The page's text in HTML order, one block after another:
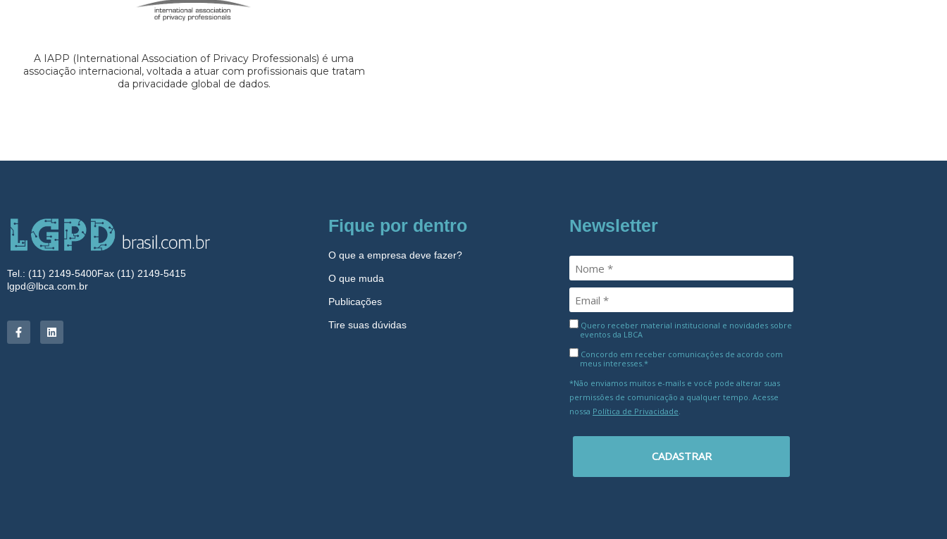
A IAPP (International Association of Privacy Professionals) é uma
associação internacional, voltada a atuar com profissionais que tratam
da privacidade global de dados.
Tel.: (11) 2149-5400Fax (11) 2149-5415
lgpd@lbca.com.br
Fique por dentro
O que a empresa deve fazer?
O que muda
Publicações
Tire suas dúvidas
Newsletter
Quero receber material institucional e novidades sobre
eventos da LBCA
Concordo em receber comunicações de acordo com
meus interesses.*
*Não enviamos muitos e-mails e você pode alterar suas
permissões de comunicação a qualquer tempo. Acesse
nossa Política de Privacidade
CADASTRAR